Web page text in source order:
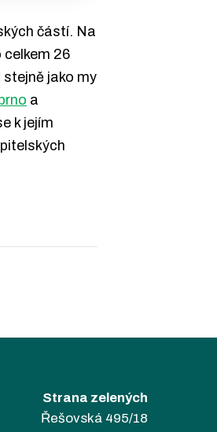
částí. Na
26
jako my
a
k jejím
Strana zelených
Řešovská 495/18